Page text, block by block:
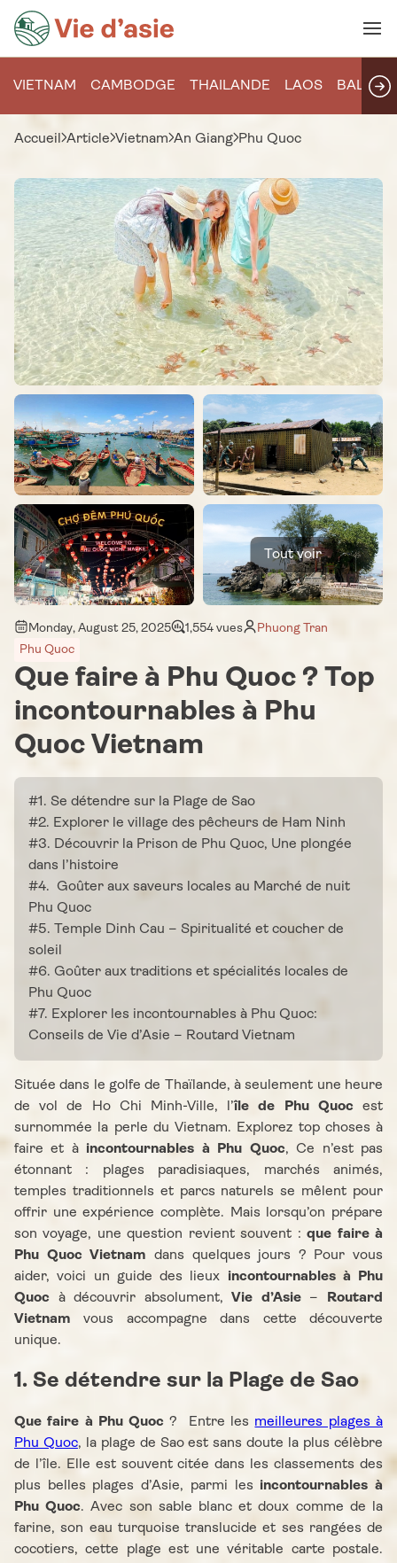
VIETNAM CAMBODGE THAILANDE LAOS BALI
Accueil Article Vietnam An Giang Phu Quoc
Tout voir
Monday, August 25, 2025 1,554 vues
Phuong Tran
Phu Quoc
Que faire à Phu Quoc ? Top
incontournables à Phu
Quoc Vietnam
#1. Se détendre sur la Plage de Sao
#2. Explorer le village des pêcheurs de Ham Ninh
#3. Découvrir la Prison de Phu Quoc, Une plongée
dans l’histoire
#4. Goûter aux saveurs locales au Marché de nuit
Phu Quoc
#5. Temple Dinh Cau – Spiritualité et coucher de
soleil
#6. Goûter aux traditions et spécialités locales de
Phu Quoc
#7. Explorer les incontournables à Phu Quoc:
Conseils de Vie d’Asie – Routard Vietnam
Située dans le golfe de Thaïlande, à seulement une heure
de vol de Ho Chi Minh-Ville, l’île de Phu Quocest
surnommée la perle du Vietnam. Explorez top choses à
faire et àincontournables à Phu Quoc, Ce n’est pas
étonnant : plages paradisiaques, marchés animés,
temples traditionnels et parcs naturels se mêlent pour
offrir une expérience complète. Mais lorsqu’on prépare
son voyage, une question revient souvent :que faire à
Phu Quoc Vietnam dans quelques jours ? Pour vous
aider, voici un guide des lieux incontournables à Phu
Quoc à découvrir absolument,Vie d’Asie– Routard
Vietnam vous accompagne dans cette découverte
unique.
1. Se détendre sur la Plage de Sao
Que faire à Phu Quoc ? Entre les meilleures plages à
Phu Quoc, la plage de Sao est sans doute la plus célèbre
de l’île. Elle est souvent citée dans les classements des
plus belles plages d’Asie, parmi les incontournables à
Phu Quoc. Avec son sable blanc et doux comme de la
farine, son eau turquoise translucide et ses rangées de
cocotiers, cette plage est une véritable carte postale.